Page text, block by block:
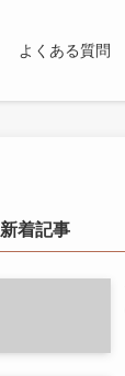
よくある質問
新着記事